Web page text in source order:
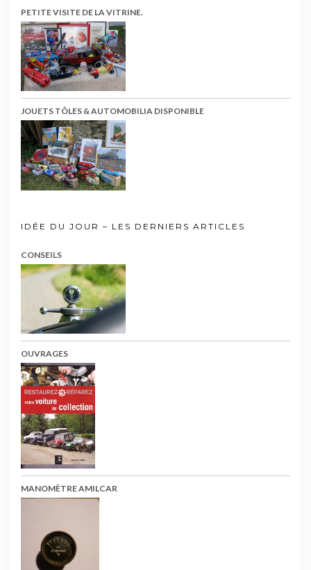
PETITE VISITE DE LA VITRINE.
JOUETS TÔLES & AUTOMOBILIA DISPONIBLE
IDÉE DU JOUR – LES DERNIERS ARTICLES
CONSEILS
OUVRAGES
MANOMÈTRE AMILCAR